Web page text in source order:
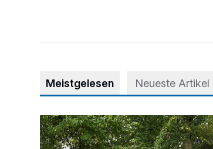
Meistgelesen Neueste Artikel
Aus Grau wird Haltung